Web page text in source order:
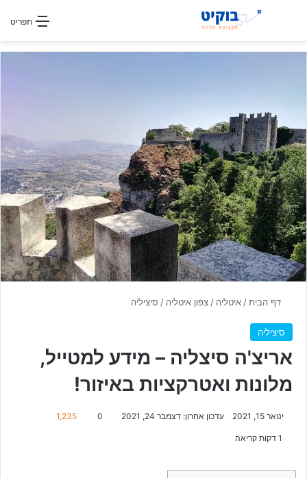
תפריט חפשו עבור
דף הבית/ איטליה / צפון איטליה / סיציליה
סיציליה
אריצ'ה סיצליה – מידע למטייל,
מלונות ואטרקציות באיזור!
ינואר 15, 2021 עדכון אחרון: דצמבר 24, 2021 0
1,235